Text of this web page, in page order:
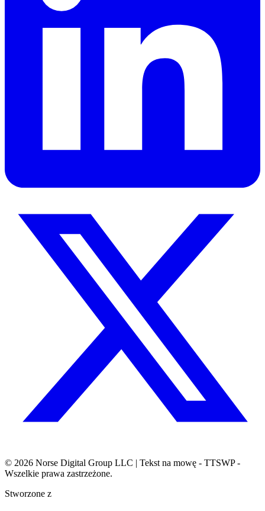
© 2026 Norse Digital Group LLC | Tekst na mowę - TTSWP -
Wszelkie prawa zastrzeżone.
Stworzone z